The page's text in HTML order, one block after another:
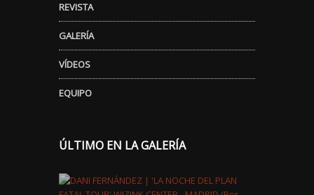
REVISTA
GALERÍA
VÍDEOS
EQUIPO
ÚLTIMO EN LA GALERÍA